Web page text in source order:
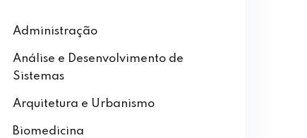
Administração
Análise e Desenvolvimento de
Sistemas
Arquitetura e Urbanismo
Biomedicina